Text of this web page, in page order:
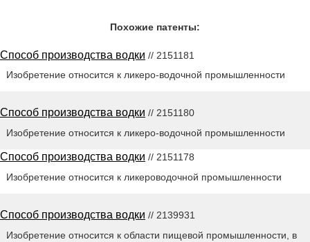
Похожие патенты:
Способ производства водки // 2151181
Изобретение относится к ликеро-водочной промышленности
Способ производства водки // 2151180
Изобретение относится к ликеро-водочной промышленности
Способ производства водки // 2151178
Изобретение относится к ликероводочной промышленности
Способ производства водки // 2139931
Изобретение относится к области пищевой промышленности, в